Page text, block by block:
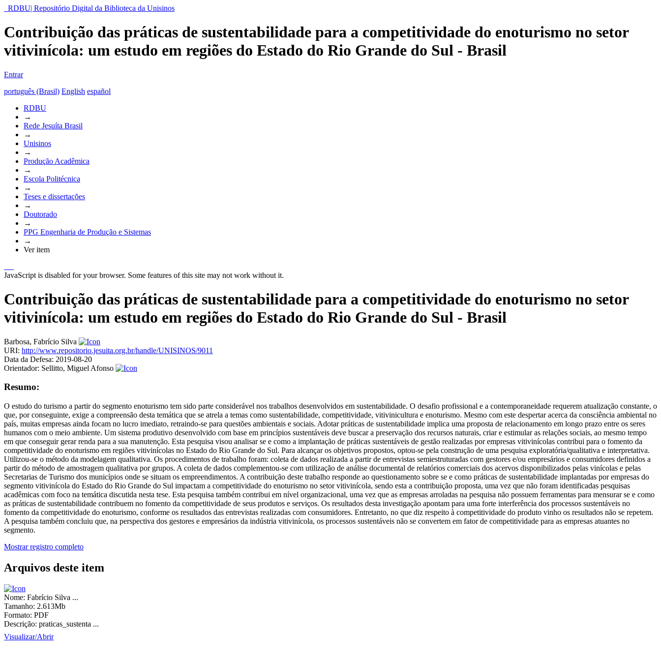
RDBU| Repositório Digital da Biblioteca da Unisinos
Contribuição das práticas de sustentabilidade para a competitividade do enoturismo no setor
vitivinícola: um estudo em regiões do Estado do Rio Grande do Sul - Brasil
Entrar
português (Brasil) English español
RDBU
→
Rede Jesuíta Brasil
→
Unisinos
→
Produção Acadêmica
→
Escola Politécnica
→
Teses e dissertações
→
Doutorado
→
PPG Engenharia de Produção e Sistemas
→
Ver item
JavaScript is disabled for your browser. Some features of this site may not work without it.
Contribuição das práticas de sustentabilidade para a competitividade do enoturismo no setor
vitivinícola: um estudo em regiões do Estado do Rio Grande do Sul - Brasil
Barbosa, Fabrício Silva
URI: http://www.repositorio.jesuita.org.br/handle/UNISINOS/9011
Data da Defesa: 2019-08-20
Orientador: Sellitto, Miguel Afonso
Resumo:
O estudo do turismo a partir do segmento enoturismo tem sido parte considerável nos trabalhos desenvolvidos em sustentabilidade. O desafio profissional e a contemporaneidade requerem atualização constante, o
que, por conseguinte, exige a compreensão desta temática que se atrela a temas como sustentabilidade, competitividade, vitivinicultura e enoturismo. Mesmo com este despertar acerca da consciência ambiental no
país, muitas empresas ainda focam no lucro imediato, retraindo-se para questões ambientais e sociais. Adotar práticas de sustentabilidade implica uma proposta de relacionamento em longo prazo entre os seres
humanos com o meio ambiente. Um sistema produtivo desenvolvido com base em princípios sustentáveis deve buscar a preservação dos recursos naturais, criar e estimular as relações sociais, ao mesmo tempo
em que conseguir gerar renda para a sua manutenção. Esta pesquisa visou analisar se e como a implantação de práticas sustentáveis de gestão realizadas por empresas vitivinícolas contribui para o fomento da
competitividade do enoturismo em regiões vitivinícolas no Estado do Rio Grande do Sul. Para alcançar os objetivos propostos, optou-se pela construção de uma pesquisa exploratória/qualitativa e interpretativa.
Utilizou-se o método da modelagem qualitativa. Os procedimentos de trabalho foram: coleta de dados realizada a partir de entrevistas semiestruturadas com gestores e/ou empresários e consumidores definidos a
partir do método de amostragem qualitativa por grupos. A coleta de dados complementou-se com utilização de análise documental de relatórios comerciais dos acervos disponibilizados pelas vinícolas e pelas
Secretarias de Turismo dos municípios onde se situam os empreendimentos. A contribuição deste trabalho responde ao questionamento sobre se e como práticas de sustentabilidade implantadas por empresas do
segmento vitivinícola do Estado do Rio Grande do Sul impactam a competitividade do enoturismo no setor vitivinícola, sendo esta a contribuição proposta, uma vez que não foram identificadas pesquisas
acadêmicas com foco na temática discutida nesta tese. Esta pesquisa também contribui em nível organizacional, uma vez que as empresas arroladas na pesquisa não possuem ferramentas para mensurar se e como
as práticas de sustentabilidade contribuem no fomento da competitividade de seus produtos e serviços. Os resultados desta investigação apontam para uma forte interferência dos processos sustentáveis no
fomento da competitividade do enoturismo, conforme os resultados das entrevistas realizadas com consumidores. Entretanto, no que diz respeito à competitividade do produto vinho os resultados não se repetem.
A pesquisa também concluiu que, na perspectiva dos gestores e empresários da indústria vitivinícola, os processos sustentáveis não se convertem em fator de competitividade para as empresas atuantes no
segmento.
Mostrar registro completo
Arquivos deste item
Nome: Fabrício Silva ...
Tamanho: 2.613Mb
Formato: PDF
Descrição: praticas_sustenta ...
Visualizar/Abrir